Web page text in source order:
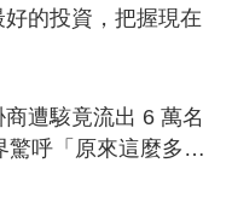
的投資，把握現在
商遭駭竟流出 6 萬名
驚呼「原來這麼多人